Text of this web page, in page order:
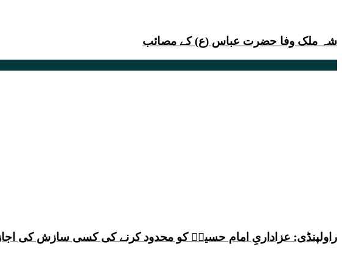
شہ ملک وفا حضرت عباس (ع) کے مصائب
راولپنڈی: عزاداریِ امام حسینؑ کو محدود کرنے کی کسی سازش کی